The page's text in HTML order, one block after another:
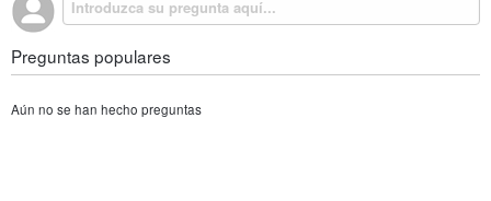
Preguntas populares
Aún no se han hecho preguntas